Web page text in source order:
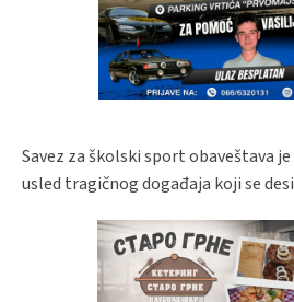
Savez za školski sport obaveštava
usled tragičnog događaja koji se